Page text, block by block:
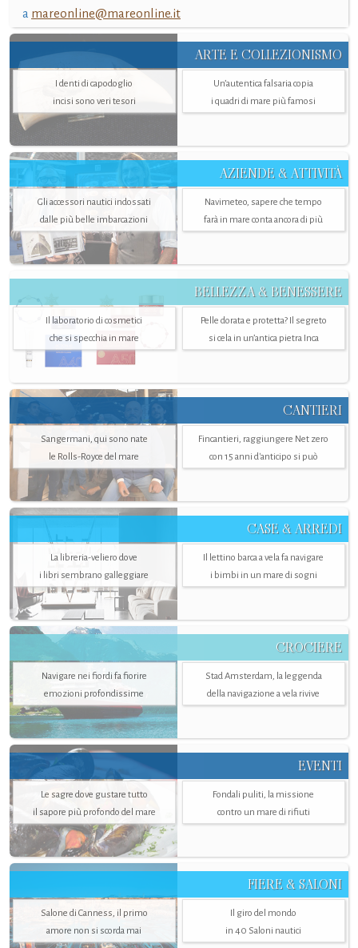
a mareonline@mareonline.it
ARTE E COLLEZIONISMO
I denti di capodoglio
incisi sono veri tesori
Un’autentica falsaria copia
i quadri di mare più famosi
AZIENDE & ATTIVITÀ
Gli accessori nautici indossati
dalle più belle imbarcazioni
Navimeteo, sapere che tempo
farà in mare conta ancora di più
BELLEZZA & BENESSERE
Il laboratorio di cosmetici
che si specchia in mare
Pelle dorata e protetta? Il segreto
si cela in un’antica pietra Inca
CANTIERI
Sangermani, qui sono nate
le Rolls-Royce del mare
Fincantieri, raggiungere Net zero
con 15 anni d'anticipo si può
CASE & ARREDI
La libreria-veliero dove
i libri sembrano galleggiare
Il lettino barca a vela fa navigare
i bimbi in un mare di sogni
CROCIERE
Navigare nei fiordi fa fiorire
emozioni profondissime
Stad Amsterdam, la leggenda
della navigazione a vela rivive
EVENTI
Le sagre dove gustare tutto
il sapore più profondo del mare
Fondali puliti, la missione
contro un mare di rifiuti
FIERE & SALONI
Salone di Canness, il primo
amore non si scorda mai
Il giro del mondo
in 40 Saloni nautici